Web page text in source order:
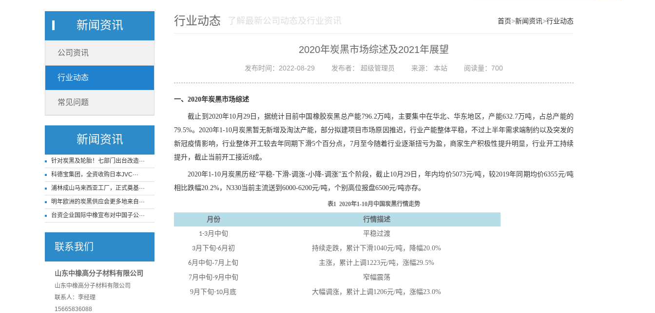
新闻资讯
公司资讯
行业动态
常见问题
新闻资讯
针对炭黑及轮胎！七部门出台改造···
科德宝集团，全资收购日本JVC···
浦林成山马来西亚工厂，正式奠基···
明年欧洲的炭黑供应会更多地来自···
台资企业国际中橡宣布对中国子公···
联系我们
山东中橡高分子材料有限公司
山东中橡高分子材料有限公司
联系人：李经理
15665836088
行业动态 了解最新公司动态及行业资讯 首页>新闻资讯>行业动态
2020年炭黑市场综述及2021年展望
发布时间：2022-08-29 发布者： 超级管理员 来源： 本站 阅读量：700
一、 2020年炭黑市场综述
截止到 2020年10月29日，据统计目前中国橡胶炭黑总产能796.2万吨，主要集中在华北、华东地区，产能632.7万吨，占总产能的
79.5%。2020年1-10月炭黑暂无新增及淘汰产能，部分拟建项目市场原因推迟，行业产能整体平稳，不过上半年需求端制约以及突发的
新冠疫情影响，行业整体开工较去年同期下滑5个百分点，7月至今随着行业逐渐扭亏为盈，商家生产积极性提升明显，行业开工持续
提升，截止当前开工接近8成。
2020年1-10月炭黑历经“平稳-下滑-调涨-小降-调涨”五个阶段，截止10月29日，年内均价5073元/吨，较2019年同期均价6355元/吨
相比跌幅20.2%，N330当前主流送到6000-6200元/吨，个别高位报盘6500元/吨亦存。
表1 2020年1-10月中国炭黑行情走势
月份
行情描述
1-3月中旬 平稳过渡
3月下旬-6月初 持续走跌，累计下滑1040元/吨，降幅20.0%
6月中旬-7月上旬
主涨，累计上调1223元/吨，涨幅29.5%
7月中旬-9月中旬
窄幅震荡
9月下旬-10月底 大幅调涨，累计上调1206元/吨，涨幅23.0%